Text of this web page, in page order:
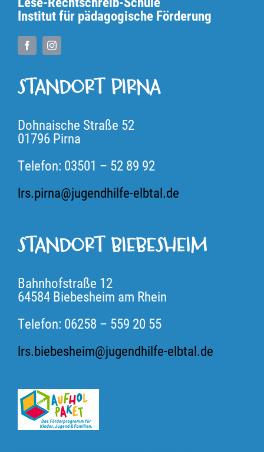
Institut für pädagogische Förderung
STANDORT PIRNA
Dohnaische Straße 52
01796 Pirna
Telefon: 03501 – 52 89 92
lrs.pirna@jugendhilfe-elbtal.de
STANDORT BIEBESHEIM
Bahnhofstraße 12
64584 Biebesheim am Rhein
Telefon: 06258 – 559 20 55
lrs.biebesheim@jugendhilfe-elbtal.de